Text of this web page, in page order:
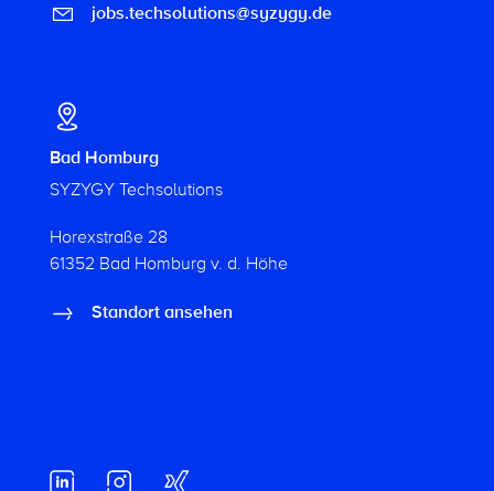
jobs.techsolutions@syzygy.de
Bad Homburg
SYZYGY Techsolutions
Horexstraße 28
61352 Bad Homburg v. d. Höhe
Standort ansehen